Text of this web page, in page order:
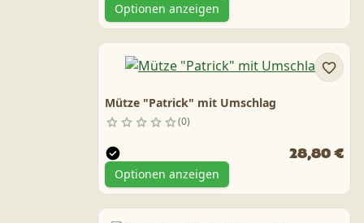
Optionen anzeigen
Mütze "Patrick" mit Umschlag
0
28,80 €
Optionen anzeigen